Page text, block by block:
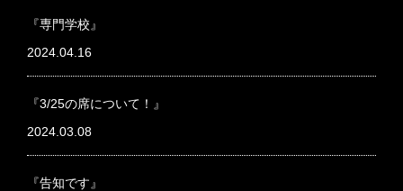
『専門学校』
2024.04.16
『3/25の席について！』
2024.03.08
『告知です』